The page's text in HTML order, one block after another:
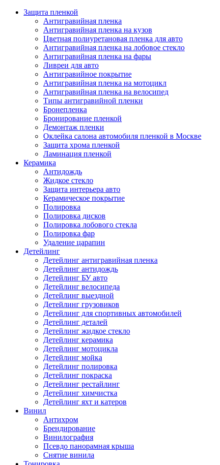
Защита пленкой
Антигравийная пленка
Антигравийная пленка на кузов
Цветная полиуретановая пленка для авто
Антигравийная пленка на лобовое стекло
Антигравийная пленка на фары
Ливреи для авто
Антигравийное покрытие
Антигравийная пленка на мотоцикл
Антигравийная пленка на велосипед
Типы антигравийной пленки
Бронепленка
Бронирование пленкой
Демонтаж пленки
Оклейка салона автомобиля пленкой в Москве
Защита хрома пленкой
Ламинация пленкой
Керамика
Антидождь
Жидкое стекло
Защита интерьера авто
Керамическое покрытие
Полировка
Полировка дисков
Полировка лобового стекла
Полировка фар
Удаление царапин
Детейлинг
Детейлинг антигравийная пленка
Детейлинг антидождь
Детейлинг БУ авто
Детейлинг велосипеда
Детейлинг выездной
Детейлинг грузовиков
Детейлинг для спортивных автомобилей
Детейлинг деталей
Детейлинг жидкое стекло
Детейлинг керамика
Детейлинг мотоцикла
Детейлинг мойка
Детейлинг полировка
Детейлинг покраска
Детейлинг рестайлинг
Детейлинг химчистка
Детейлинг яхт и катеров
Винил
Антихром
Брендирование
Винилография
Псевдо панорамная крыша
Снятие винила